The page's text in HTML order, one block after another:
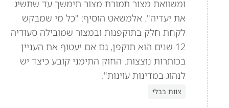
ומשוואת מצור תמורת מצור תימשך עד שתשיג
את יעדיה". אלמשאט הוסיף: "כל מי שמבקש
לקחת חלק בתוקפנות ובמצור שמובילה סעודיה
12 שנים הוא תוקפן, גם אם יעטוף את העניין
בכותרות נוצצות. החוק התימני קובע כיצד יש
לנהוג במדינות עוינות".
צוות בבלי